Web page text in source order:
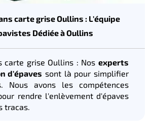
carte grise Oullins : L'équipe
Dédiée à Oullins
carte grise Oullins : Nos experts
d'épaves sont là pour simplifier
Nous avons les compétences
rendre l'enlèvement d'épaves
tracas.